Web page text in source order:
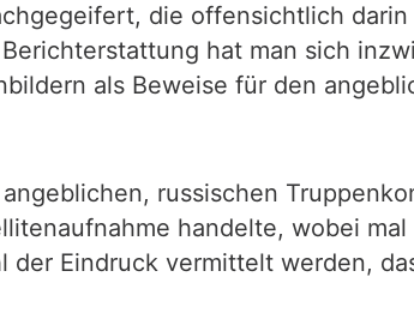
die offensichtlich
hat man sich
als Beweise für den
russischen
handelte, wobei
Eindruck vermittelt werden,